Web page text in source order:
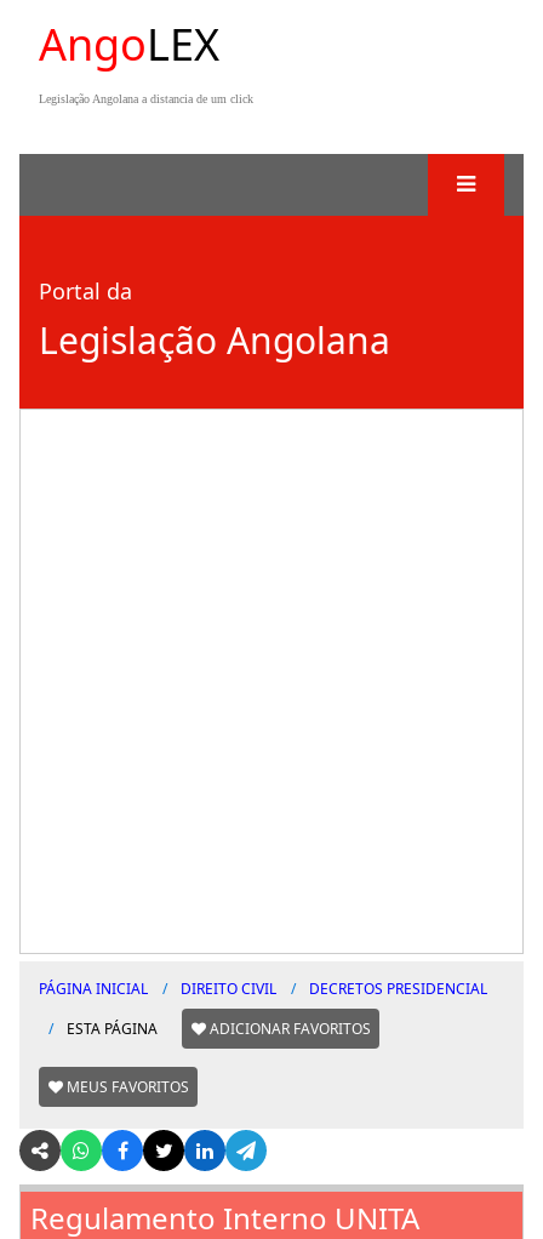
AngoLEX
Legislação Angolana a distancia de um click
Portal da
Legislação Angolana
PÁGINA INICIAL DIREITO CIVIL
DECRETOS PRESIDENCIAL
ESTA PÁGINA
ADICIONAR FAVORITOS
MEUS FAVORITOS
Regulamento Interno UNITA